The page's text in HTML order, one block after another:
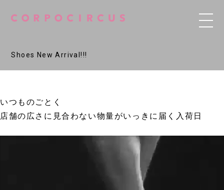
Shoes New Arrival!!!
いつものごとく
店舗の広さに見合わない物量がいっきに届く入荷日